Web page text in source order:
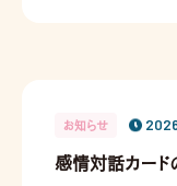
お知らせ
感情対話カード